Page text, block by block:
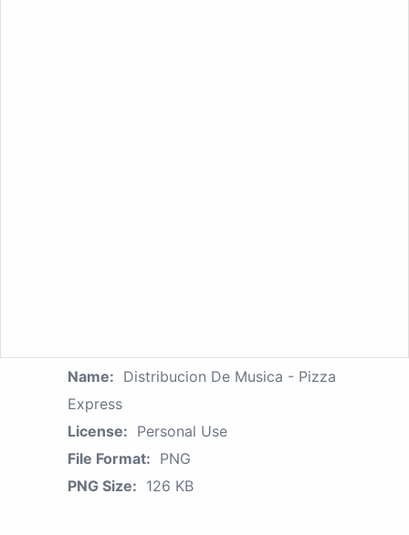
Name: Distribucion De Musica - Pizza
Express
License: Personal Use
File Format: PNG
PNG Size: 126 KB